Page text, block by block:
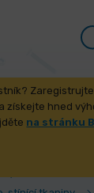
Zaregistrujte
získejte hned
na stránku